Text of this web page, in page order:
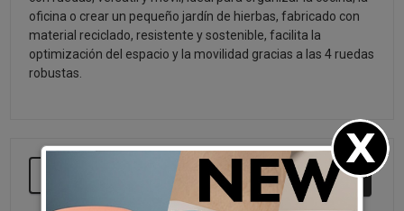
oficina o crear un pequeño jardín de hierbas, fabricado con
material reciclado, resistente y sostenible, facilita la
optimización del espacio y la movilidad gracias a las 4 ruedas
robustas.
SEGUIR COMPRANDO